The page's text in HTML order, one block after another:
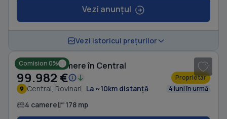
Vezi anunțul
Vezi istoricul prețurilor
Comision 0%
Casă cu 4 camere în Central
99.982 € Proprietar
Central, Rovinari La ~10km distanță 4 luni în urmă
4 camere 178 mp